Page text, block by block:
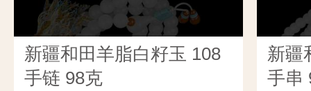
新疆和田羊脂白籽玉 108
手链 98克
新疆
手串